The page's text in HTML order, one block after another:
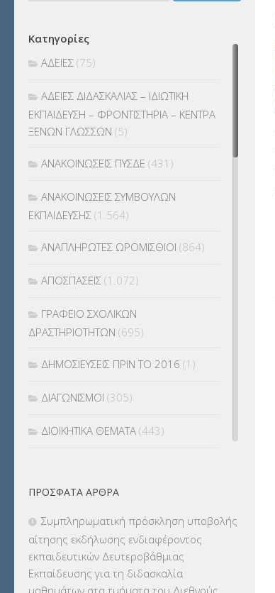
Κατηγορίες
ΑΔΕΙΕΣ (75)
ΑΔΕΙΕΣ ΔΙΔΑΣΚΑΛΙΑΣ – ΙΔΙΩΤΙΚΗ
ΕΚΠΑΙΔΕΥΣΗ – ΦΡΟΝΤΙΣΤΗΡΙΑ – ΚΕΝΤΡΑ
ΞΕΝΩΝ ΓΛΩΣΣΩΝ (5)
ΑΝΑΚΟΙΝΩΣΕΙΣ ΠΥΣΔΕ (431)
ΑΝΑΚΟΙΝΩΣΕΙΣ ΣΥΜΒΟΥΛΩΝ
ΕΚΠΑΙΔΕΥΣΗΣ (1.564)
ΑΝΑΠΛΗΡΩΤΕΣ ΩΡΟΜΙΣΘΙΟΙ (864)
ΑΠΟΣΠΑΣΕΙΣ (1.072)
ΓΡΑΦΕΙΟ ΣΧΟΛΙΚΩΝ
ΔΡΑΣΤΗΡΙΟΤΗΤΩΝ (695)
ΔΗΜΟΣΙΕΥΣΕΙΣ ΠΡΙΝ ΤΟ 2016 (1)
ΔΙΑΓΩΝΙΣΜΟΙ (305)
ΔΙΟΙΚΗΤΙΚΑ ΘΕΜΑΤΑ (443)
ΕΚΔΡΟΜΕΣ(7.354)
ΕΚΠΑΙΔΕΥΤΙΚΑ ΘΕΜΑΤΑ (2.824)
ΕΠΑΛ(366)
ΠΡΌΣΦΑΤΑ ΆΡΘΡΑ
Συμπληρωματική πρόσκληση υποβολής
αίτησης εκδήλωσης ενδιαφέροντος
εκπαιδευτικών Δευτεροβάθμιας
Εκπαίδευσης για τη διδασκαλία